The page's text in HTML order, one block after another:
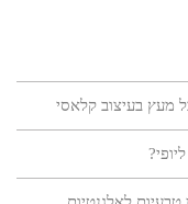
מעץ בעיצוב קלאסי